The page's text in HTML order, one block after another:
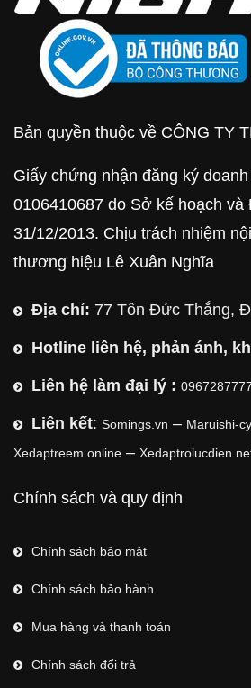
Bản quyền thuộc về CÔNG TY
Giấy chứng nhận đăng ký
0106410687 do Sở kế hoạch
31/12/2013. Chịu trách nhiệm
thương hiệu Lê Xuân Nghĩa
Địa chỉ: 77 Tôn Đức Thắng,
Hotline liên hệ, phản ánh,
Liên hệ làm đại lý : 0967287777
Liên kết: Somings.vn – Maruishi-
Xedaptreem.online –
Chính sách và quy định
Chính sách bảo mật
Chính sách bảo hành
Mua hàng và thanh toán
Chính sách đổi trả